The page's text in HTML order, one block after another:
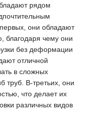
рядом
они обладают
благодаря чему они
без деформации
отличной
в сложных
труб. В-третьих, они
что делает их
различных видов